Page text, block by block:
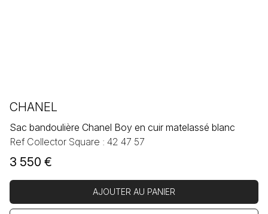
CHANEL
Sac bandoulière Chanel Boy en cuir matelassé blanc
Ref Collector Square : 42 47 57
3 550 €
AJOUTER AU PANIER